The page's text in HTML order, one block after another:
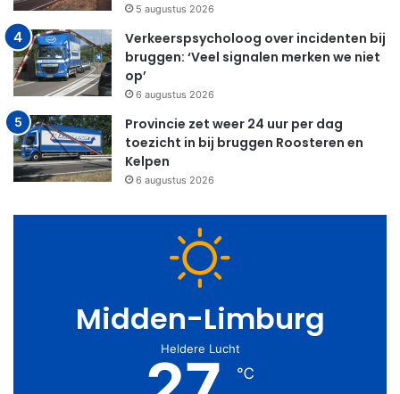
5 augustus 2026
Verkeerspsycholoog over incidenten bij
bruggen: ‘Veel signalen merken we niet
op’
6 augustus 2026
Provincie zet weer 24 uur per dag
toezicht in bij bruggen Roosteren en
Kelpen
6 augustus 2026
Midden-Limburg
Heldere Lucht
℃